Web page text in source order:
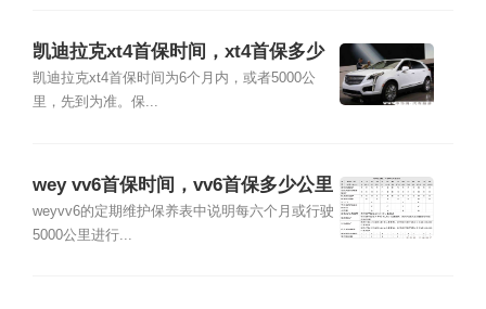
凯迪拉克xt4首保时间，xt4首保多少
公里
凯迪拉克xt4首保时间为6个月内，或者5000公
里，先到为准。保...
wey vv6首保时间，vv6首保多少公里
weyvv6的定期维护保养表中说明每六个月或行驶
5000公里进行...